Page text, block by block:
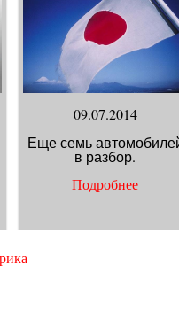
09.07.2014
Еще семь
в разбор.
Подробнее